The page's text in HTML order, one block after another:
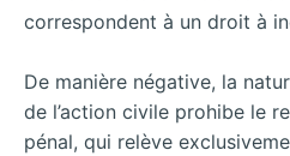
correspondent à un droit à
De manière négative, la
de l’action civile prohibe le
pénal, qui relève